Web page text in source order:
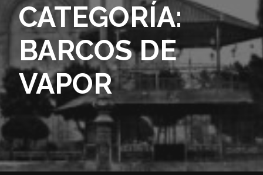
CATEGORÍA:
BARCOS DE
VAPOR